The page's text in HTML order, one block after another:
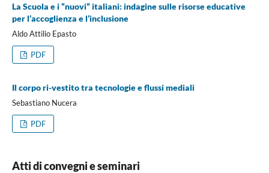
La Scuola e i “nuovi” italiani: indagine sulle risorse educative
per l’accoglienza e l’inclusione
Aldo Attilio Epasto
PDF
Il corpo ri-vestito tra tecnologie e flussi mediali
Sebastiano Nucera
PDF
Atti di convegni e seminari